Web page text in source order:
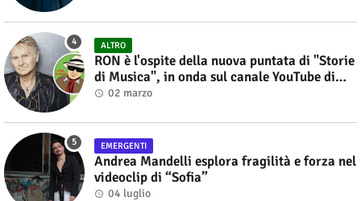
ALTRO
RON è l'ospite della nuova puntata di "Storie
di Musica", in onda sul canale YouTube di
Alberto Salerno
02 marzo
EMERGENTI
Andrea Mandelli esplora fragilità e forza nel
videoclip di “Sofia”
04 luglio